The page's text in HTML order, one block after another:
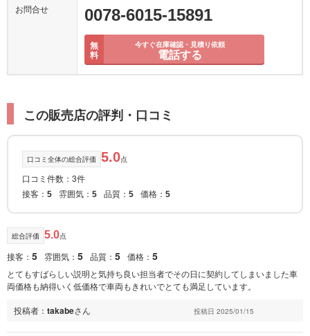
お問合せ 0078-6015-15891
無
料
今すぐ在庫確認・見積り依頼
電話する
この販売店の評判・口コミ
口コミ全体の総合評価 5.0点
口コミ件数：3件
接客： 5 雰囲気： 5 品質： 5 価格： 5
総合評価 5.0点
接客： 5 雰囲気： 5 品質： 5 価格： 5
とてもすばらしい説明と気持ち良い担当者でその日に契約してしまいました車
両価格も納得いく低価格で車両もきれいでとても満足しています。
投稿者： takabeさん 投稿日 2025/01/15